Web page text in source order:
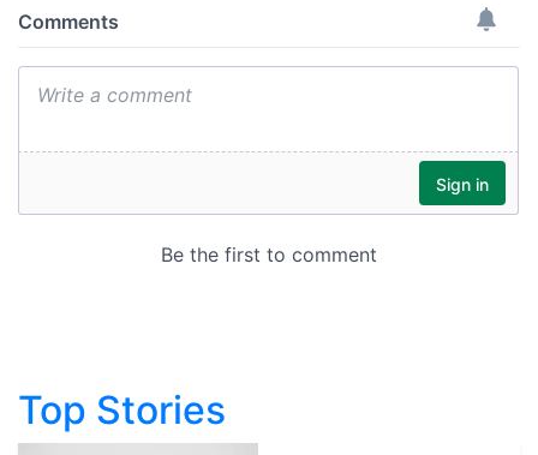
Top Stories